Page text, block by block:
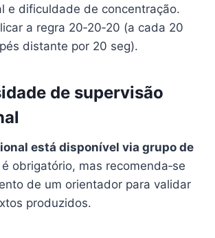
e dificuldade de concentração.
a regra 20‑20‑20 (a cada 20
distante por 20 seg).
de supervisão
está disponível via grupo de
obrigatório, mas recomenda‑se
de um orientador para validar
produzidos.